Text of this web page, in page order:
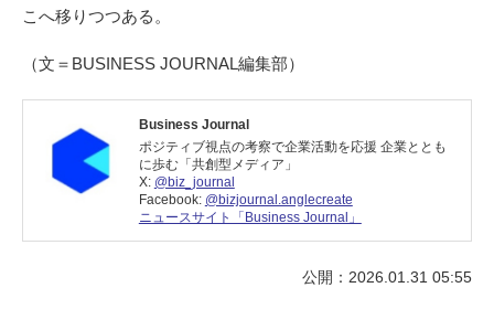
こへ移りつつある。
（文＝BUSINESS JOURNAL編集部）
Business Journal
ポジティブ視点の考察で企業活動を応援 企業ととも
に歩む「共創型メディア」
X: @biz_journal
Facebook: @bizjournal.anglecreate
ニュースサイト「Business Journal」
公開：2026.01.31 05:55